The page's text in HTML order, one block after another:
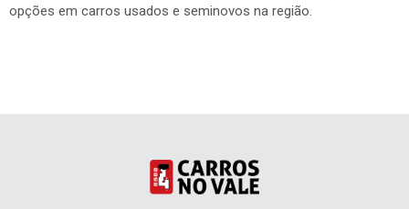
opções em carros usados e seminovos na região.